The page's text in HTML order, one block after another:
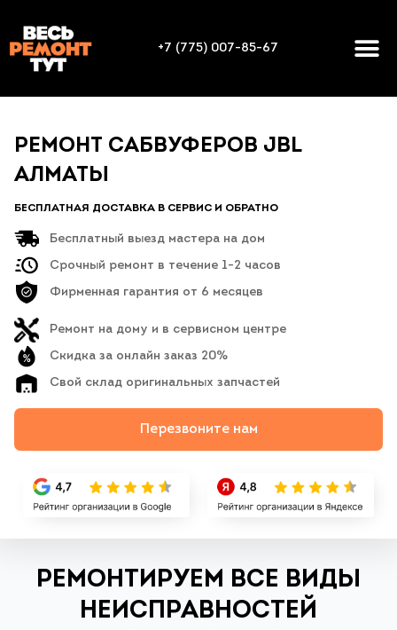
+7 (775) 007-85-67
РЕМОНТ САБВУФЕРОВ JBL
АЛМАТЫ
БЕСПЛАТНАЯ ДОСТАВКА В СЕРВИС И ОБРАТНО
Бесплатный выезд мастера на дом
Срочный ремонт в течение 1-2 часов
Фирменная гарантия от 6 месяцев
Ремонт на дому и в сервисном центре
Скидка за онлайн заказ 20%
Свой склад оригинальных запчастей
Перезвоните нам
РЕМОНТИРУЕМ ВСЕ ВИДЫ
НЕИСПРАВНОСТЕЙ